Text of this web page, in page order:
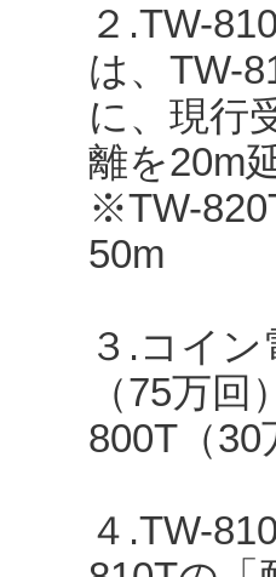
２.TW-
は、TW-
に、現行
離を20m
※TW-
50m
３.コイ
（75万
800T（
４.TW-